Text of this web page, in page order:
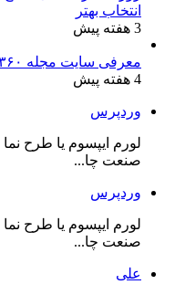
انتخاب بهتر
3 هفته پیش
معرفی سایت مجله ۳۶۰
4 هفته پیش
وردپرس
لورم ایپسوم یا طرح‌
صنعت چا...
وردپرس
لورم ایپسوم یا طرح‌
صنعت چا...
علی